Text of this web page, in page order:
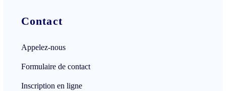
Contact
Appelez-nous
Formulaire de contact
Inscription en ligne